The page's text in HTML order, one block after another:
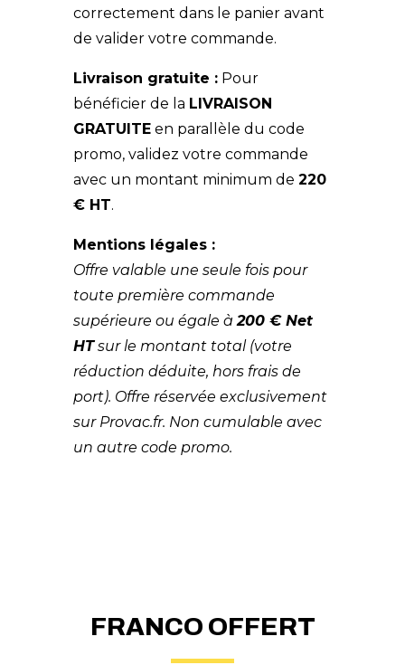
correctement dans le panier avant
de valider votre commande.
Livraison gratuite : Pour
bénéficier de la LIVRAISON
GRATUITE en parallèle du code
promo, validez votre commande
avec un montant minimum de 220
€ HT.
Mentions légales :
Offre valable une seule fois pour
toute première commande
supérieure ou égale à200 € Net
HTsur le montant total (votre
réduction déduite, hors frais de
port). Offre réservée exclusivement
sur Provac.fr. Non cumulable avec
un autre code promo.
FRANCO OFFERT